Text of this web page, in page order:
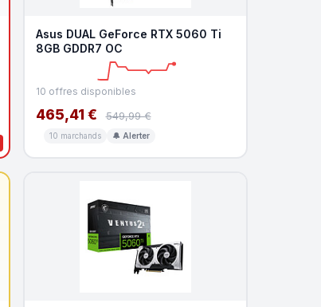
Asus DUAL GeForce RTX 5060 Ti
8GB GDDR7 OC
10 offres disponibles
465,41 € 549,99 €
10 marchands 🔔 Alerter